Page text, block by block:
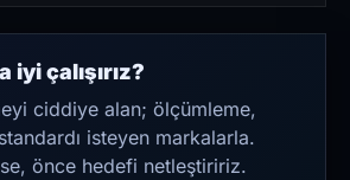
çalışırız?
ciddiye alan; ölçümleme,
isteyen markalarla.
önce hedefi netleştiririz.